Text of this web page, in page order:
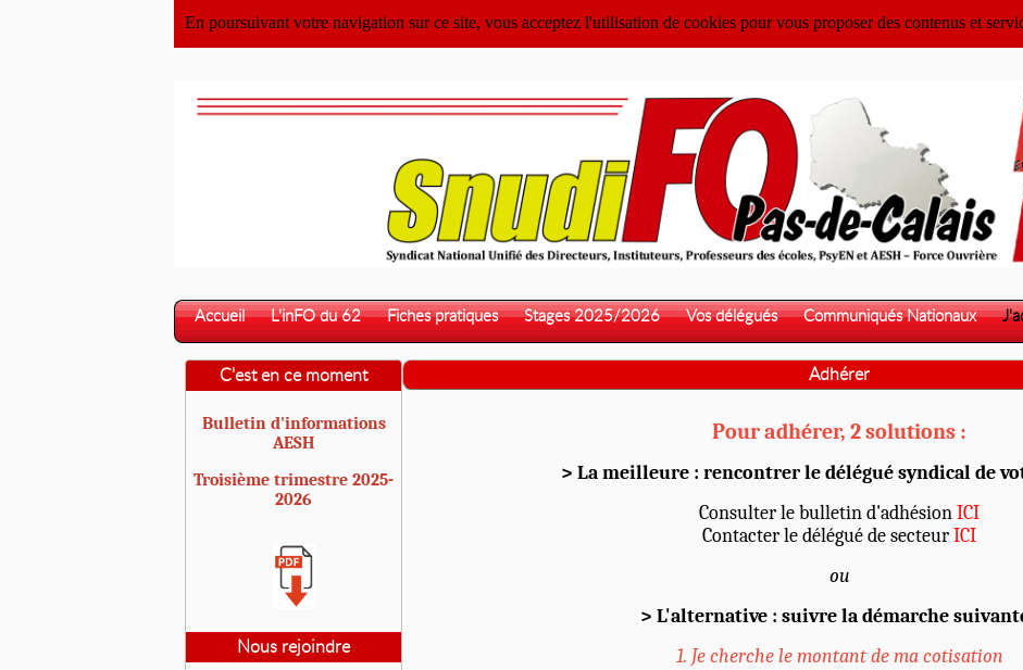
En poursuivant votre navigation sur ce site, vous acceptez l'utilisation de cookies pour vous proposer des contenus et
Accueil L'inFO du 62 Fiches pratiques Stages 2025/2026 Vos délégués Communiqués Nationaux
C'est en ce moment
Bulletin d'informations
AESH
Troisième trimestre 2025-
2026
Nous rejoindre
Adhérer
Pour adhérer, 2 solutions :
> La meilleure : rencontrer le délégué syndical de
Consulter le bulletin d'adhésionICI
Contacter le délégué de secteurICI
ou
> L'alternative : suivre la démarche
1. Je cherche le montant de ma cotisation